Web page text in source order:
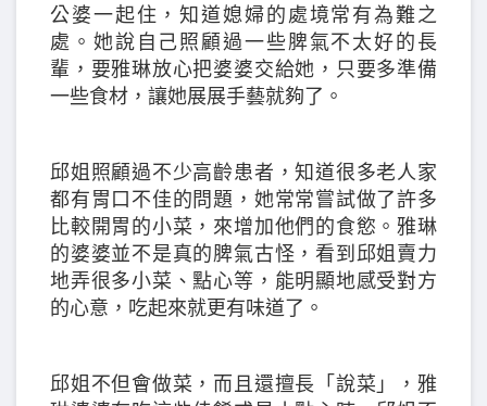
公婆一起住，知道媳婦的處境常有為難之
處。她說自己照顧過一些脾氣不太好的長
輩，要雅琳放心把婆婆交給她，只要多準備
一些食材，讓她展展手藝就夠了。
邱姐照顧過不少高齡患者，知道很多老人家
都有胃口不佳的問題，她常常嘗試做了許多
比較開胃的小菜，來增加他們的食慾。雅琳
的婆婆並不是真的脾氣古怪，看到邱姐賣力
地弄很多小菜、點心等，能明顯地感受對方
的心意，吃起來就更有味道了。
邱姐不但會做菜，而且還擅長「說菜」，雅